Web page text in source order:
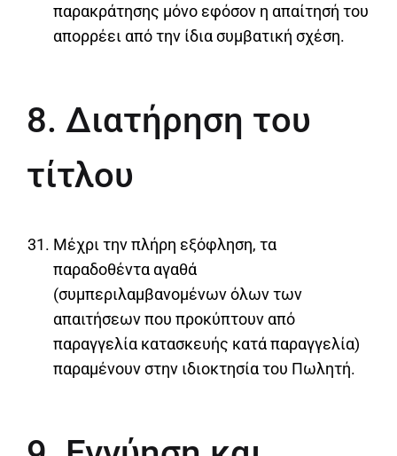
παρακράτησης μόνο εφόσον η απαίτησή του
απορρέει από την ίδια συμβατική σχέση.
8. Διατήρηση του
τίτλου
Μέχρι την πλήρη εξόφληση, τα
παραδοθέντα αγαθά
(συμπεριλαμβανομένων όλων των
απαιτήσεων που προκύπτουν από
παραγγελία κατασκευής κατά παραγγελία)
παραμένουν στην ιδιοκτησία του Πωλητή.